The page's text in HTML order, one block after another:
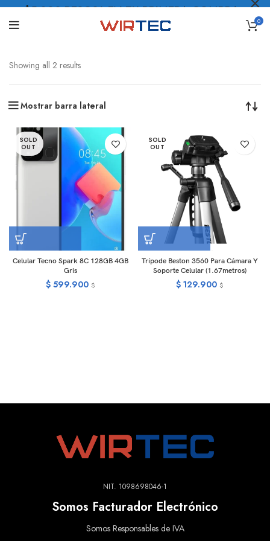
0
Showing all 2 results
Mostrar barra lateral
SOLD
OUT
Celular Tecno Spark 8C 128GB 4GB
Gris
$ 599.900 $
SOLD
OUT
Trípode Beston 3560 Para Cámara Y
Soporte Celular (1.67metros)
$129.900 $
NIT. 1098698046-1
Somos Facturador Electrónico
Somos Responsables de IVA
$5.000 PESOS* EN TU PRIMERA COMPRA